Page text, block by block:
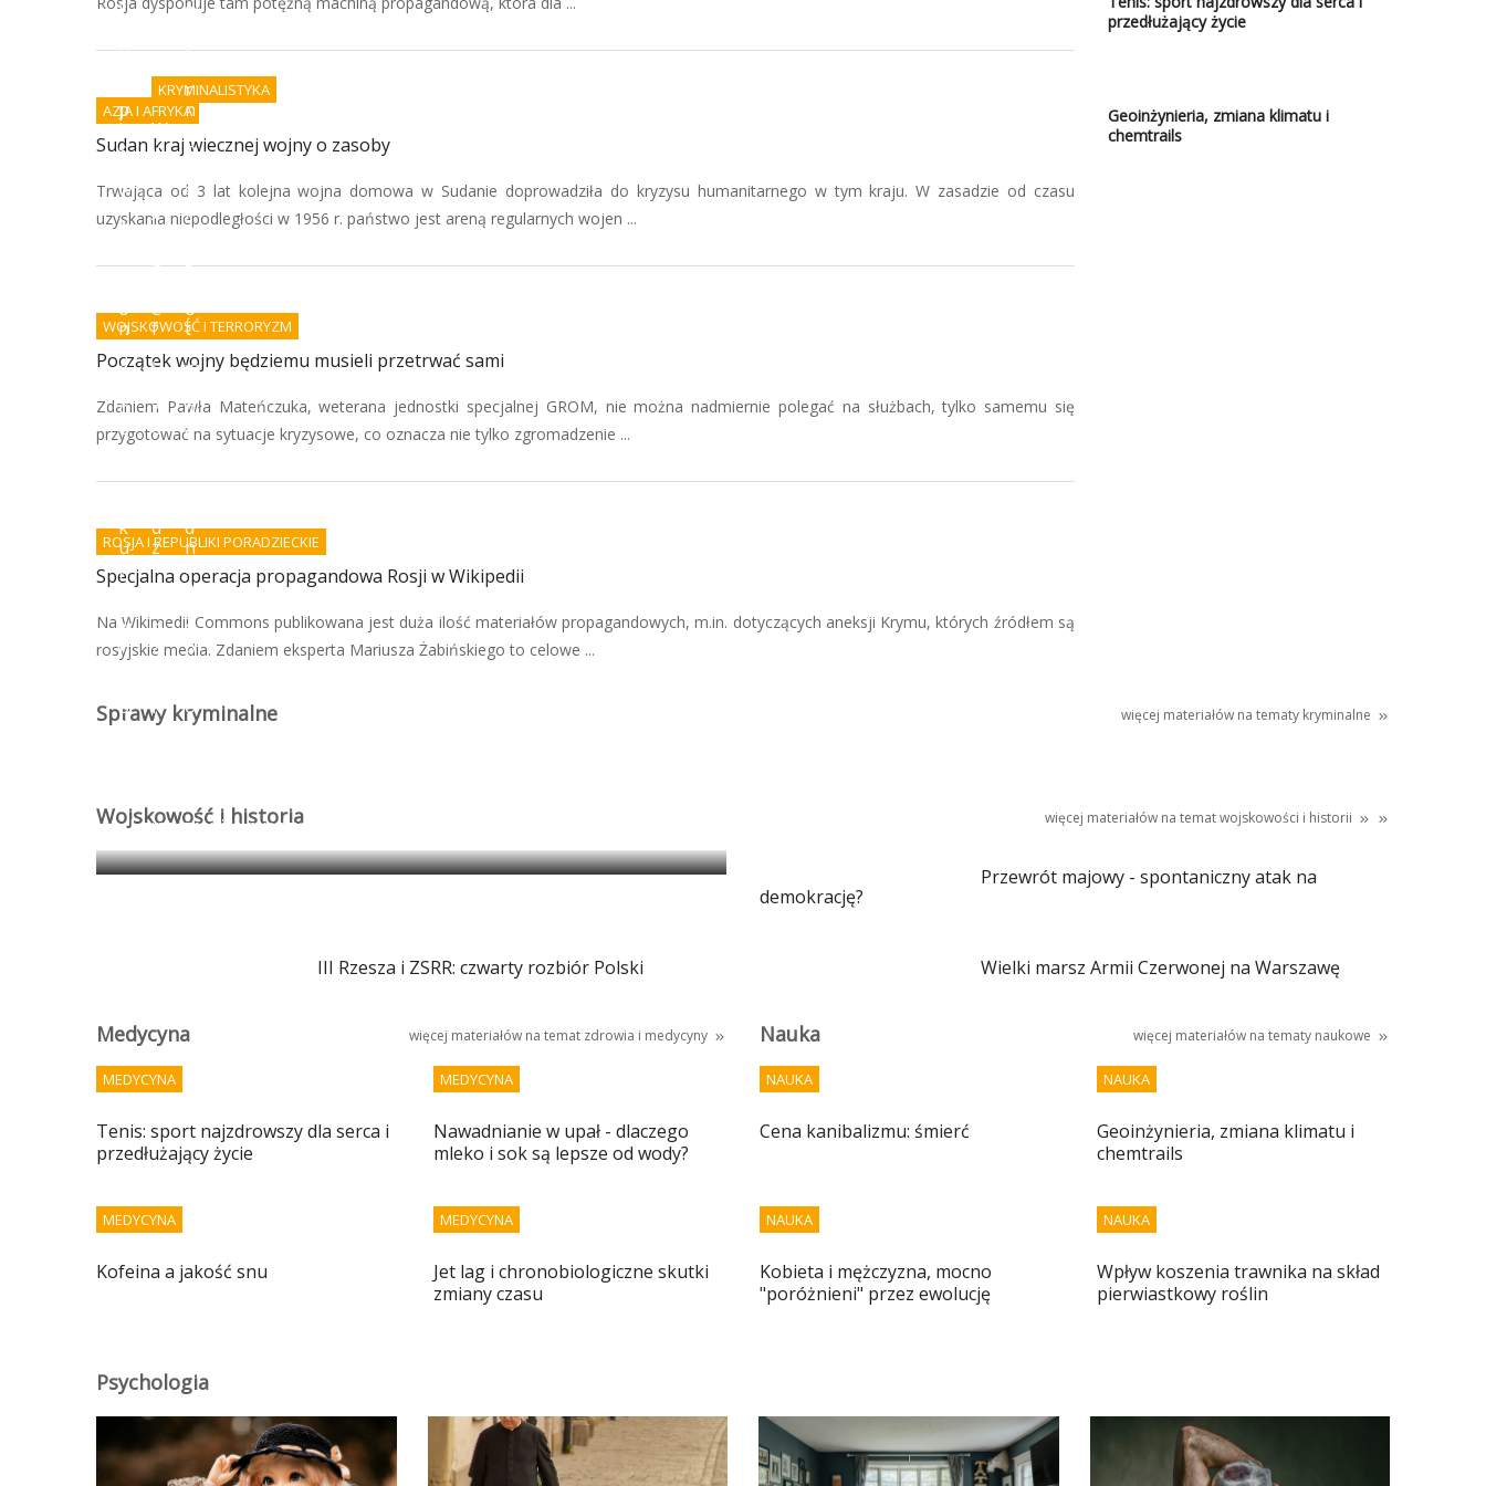
AZJA I AFRYKA
Sudan kraj wiecznej wojny o zasoby
Trwająca od 3 lat kolejna wojna domowa w Sudanie doprowadziła do kryzysu humanitarnego w tym kraju. W zasadzie od czasu
uzyskania niepodległości w 1956 r. państwo jest areną regularnych wojen ...
WOJSKOWOŚĆ I TERRORYZM
Początek wojny będziemu musieli przetrwać sami
Zdaniem Pawła Mateńczuka, weterana jednostki specjalnej GROM, nie można nadmiernie polegać na służbach, tylko samemu się
przygotować na sytuacje kryzysowe, co oznacza nie tylko zgromadzenie ...
ROSJA I REPUBLIKI PORADZIECKIE
Specjalna operacja propagandowa Rosji w Wikipedii
Na Wikimedii Commons publikowana jest duża ilość materiałów propagandowych, m.in. dotyczących aneksji Krymu, których źródłem są
rosyjskie media. Zdaniem eksperta Mariusza Żabińskiego to celowe ...
przedłużający życie
Geoinżynieria, zmiana klimatu i
chemtrails
Sprawy kryminalne więcej materiałów na tematy kryminalne
i
p
p
i
s
w
A
-
o
n
e
p
o
r
ą
k
u
p
r
w
n
e
o
?
KRYMINALISTYKA
W
y
r
w
n
e
f
ł
z
e
r
t
d
z
i
e
s
z
k
i
w
k
r
n
e
n
e
e
o
t
w
n
a
z
r
d
n
i
e
o
b
ó
w
Wojskowość i historia więcej materiałów na tematwojskowości i historii
Egipt: granica między antyczną propagandą i magią
Przewrót majowy - spontaniczny atak na
demokrację?
III Rzesza i ZSRR: czwarty rozbiór Polski Wielki marsz Armii Czerwonej na Warszawę
Medycyna więcej materiałów na temat zdrowia i medycyny
MEDYCYNA
Tenis: sport najzdrowszy dla serca i
przedłużający życie
MEDYCYNA
Nawadnianie w upał - dlaczego
mleko i sok są lepsze od wody?
MEDYCYNA
Kofeina a jakość snu
MEDYCYNA
Jet lag i chronobiologiczne skutki
zmiany czasu
Nauka więcej materiałów na tematy naukowe
NAUKA
Cena kanibalizmu: śmierć
NAUKA
Geoinżynieria, zmiana klimatu i
chemtrails
NAUKA
Kobieta i mężczyzna, mocno
"poróżnieni" przez ewolucję
NAUKA
Wpływ koszenia trawnika na skład
pierwiastkowy roślin
Psychologia